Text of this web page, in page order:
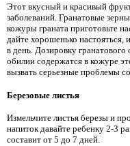
Этот вкусный и красивый
заболеваний. Гранатовые
кожуры граната приготовьте
дайте хорошенько настояться,
в день. Дозировку
обилии содержатся в кожуре
вызвать серьезные проблемы
Березовые листья
Измельчите листья березы и
напиток давайте ребенку 2-3
составит от 5 до 7 дней.